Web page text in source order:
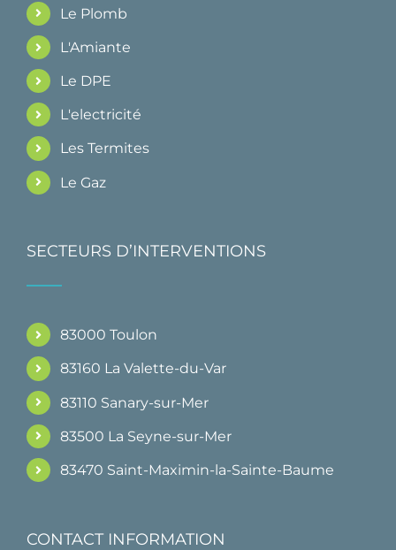
Le Plomb
L'Amiante
Le DPE
L'electricité
Les Termites
Le Gaz
SECTEURS D’INTERVENTIONS
83000 Toulon
83160 La Valette-du-Var
83110 Sanary-sur-Mer
83500 La Seyne-sur-Mer
83470 Saint-Maximin-la-Sainte-Baume
CONTACT INFORMATION